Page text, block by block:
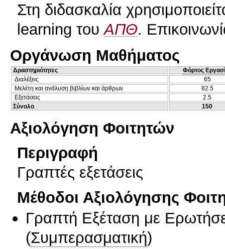
Στη διδασκαλία
learning τουΑΠΘ.
Οργάνωση Μαθήματος
Δραστηριότητες
Φόρτος
Διαλέξεις
65
Μελέτη και ανάλυση βιβλίων και άρθρων
82.5
Εξετάσεις
2.5
Σύνολο
150
Αξιολόγηση Φοιτητών
Περιγραφή
Γραπτές εξετάσεις
Μέθοδοι Αξιολόγησης
Γραπτή Εξέταση με
(Συμπερασματική)